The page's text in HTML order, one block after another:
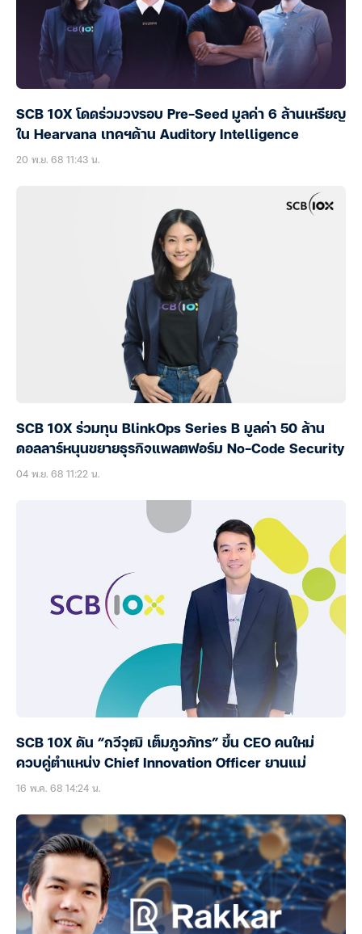
SCB 10X โดดร่วมวงรอบ Pre-Seed มูลค่า 6 ล้านเหรียญ
ใน Hearvana เทคฯด้าน Auditory Intelligence
20 พ.ย. 68 11:43 น.
SCB 10X ร่วมทุน BlinkOps Series B มูลค่า 50 ล้าน
ดอลลาร์หนุนขยายธุรกิจแพลตฟอร์ม No-Code Security
04 พ.ย. 68 11:22 น.
SCB 10X ดัน “กวีวุฒิ เต็มภูวภัทร” ขึ้น CEO คนใหม่
ควบคู่ตำแหน่ง Chief Innovation Officer ยานแม่
16 พ.ค. 68 14:24 น.